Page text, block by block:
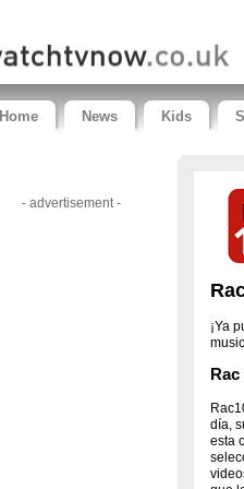
Home News Kids
- advertisement -
¡Ya
día,
esta